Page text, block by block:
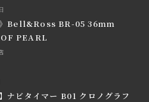
》Bell&Ross BR-05 36mm
PEARL
ナビタイマー B01 クロノグラフ